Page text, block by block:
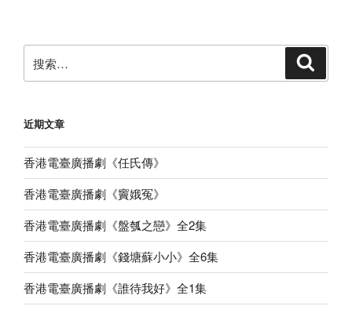
索：
近期文章
香港電臺廣播劇《任氏傳》
香港電臺廣播劇《竇娥冤》
香港電臺廣播劇《盤瓠之戀》全2集
香港電臺廣播劇《錢塘蘇小小》全6集
香港電臺廣播劇《誰待我好》全1集